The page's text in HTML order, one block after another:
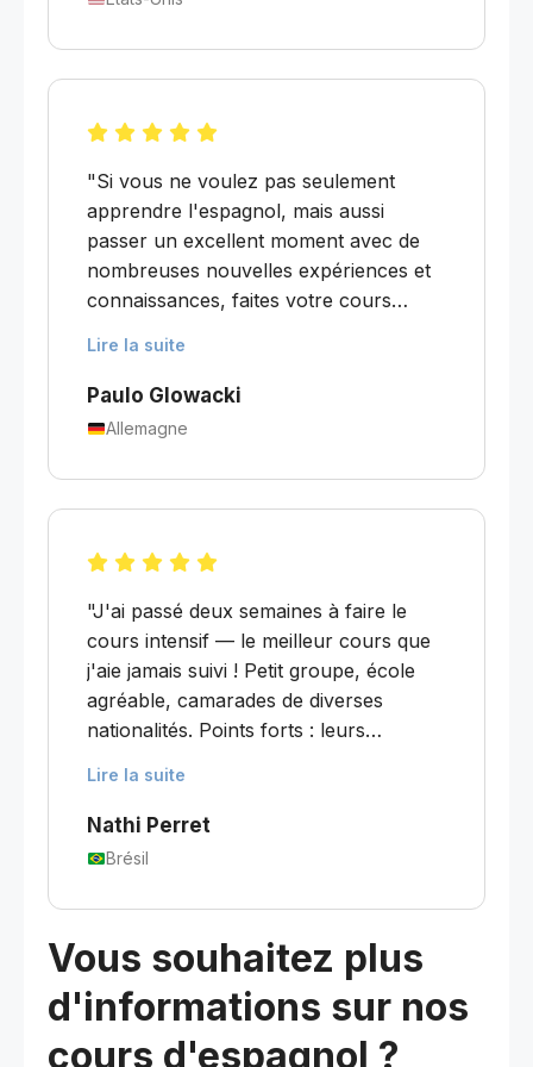
pour les apprenants de tous niveaux !"
"Si vous ne voulez pas seulement
apprendre l'espagnol, mais aussi
passer un excellent moment avec de
nombreuses nouvelles expériences et
connaissances, faites votre cours
en plein cœur de la vieille ville, et il y a
de nombreuses activités auxquelles
considérablement si vous suivez des
cours ici."
Lire la suite
Paulo Glowacki
Allemagne
"J'ai passé deux semaines à faire le
cours intensif — le meilleur cours que
j'aie jamais suivi ! Petit groupe, école
agréable, camarades de diverses
nationalités. Points forts : leurs
Ignacio, incroyablement clair et
excellent pour animer le cours avec
différents !"
Lire la suite
Nathi Perret
Brésil
Vous souhaitez plus
d'informations sur nos
cours d'espagnol ?